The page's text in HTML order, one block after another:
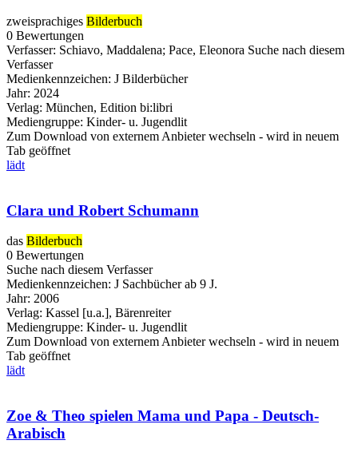
zweisprachiges Bilderbuch
0 Bewertungen
Verfasser: Schiavo, Maddalena; Pace, Eleonora Suche nach diesem
Verfasser
Medienkennzeichen: J Bilderbücher
Jahr: 2024
Verlag: München, Edition bi:libri
Mediengruppe: Kinder- u. Jugendlit
Zum Download von externem Anbieter wechseln - wird in neuem
Tab geöffnet
lädt
Clara und Robert Schumann
das Bilderbuch
0 Bewertungen
Suche nach diesem Verfasser
Medienkennzeichen: J Sachbücher ab 9 J.
Jahr: 2006
Verlag: Kassel [u.a.], Bärenreiter
Mediengruppe: Kinder- u. Jugendlit
Zum Download von externem Anbieter wechseln - wird in neuem
Tab geöffnet
lädt
Zoe & Theo spielen Mama und Papa - Deutsch-
Arabisch